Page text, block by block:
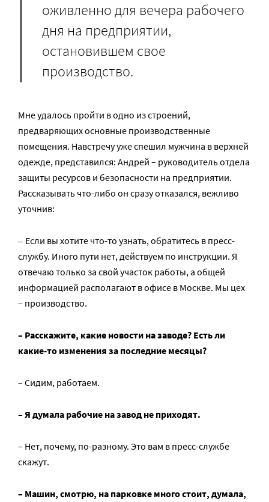
оживленно для вечера рабочего
дня на предприятии,
остановившем свое
производство.
Мне удалось пройти в одно из строений,
предваряющих основные производственные
помещения. Навстречу уже спешил мужчина в верхней
одежде, представился: Андрей – руководитель отдела
защиты ресурсов и безопасности на предприятии.
Рассказывать что-либо он сразу отказался, вежливо
уточнив:
– Если вы хотите что-то узнать, обратитесь в пресс-
службу. Иного пути нет, действуем по инструкции. Я
отвечаю только за свой участок работы, а общей
информацией располагают в офисе в Москве. Мы цех
– производство.
– Расскажите, какие новости на заводе? Есть ли
какие-то изменения за последние месяцы?
– Сидим, работаем.
– Я думала рабочие на завод не приходят.
– Нет, почему, по-разному. Это вам в пресс-службе
скажут.
– Машин, смотрю, на парковке много стоит, думала,